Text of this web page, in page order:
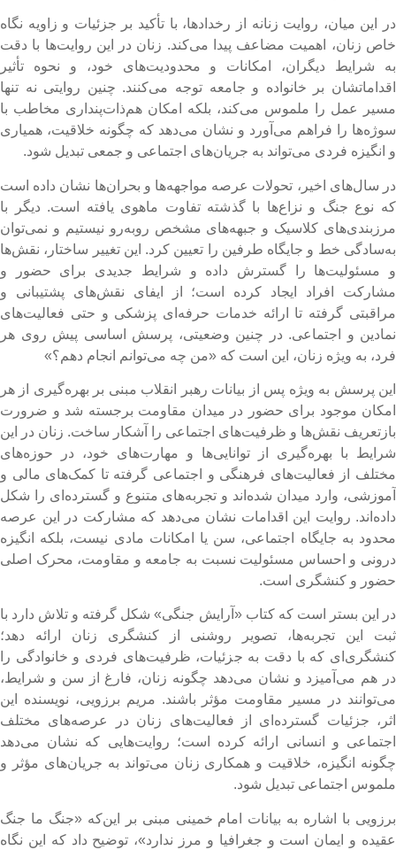
این میان، روایت زنانه از رخدادها، با تأکید بر جزئیات و زاویه نگاه
زنان، اهمیت مضاعف پیدا می‌کند. زنان در این روایت‌ها با دقت
شرایط دیگران، امکانات و محدودیت‌های خود، و نحوه تأثیر
بر خانواده و جامعه توجه می‌کنند. چنین روایتی نه تنها
عمل را ملموس می‌کند، بلکه امکان هم‌ذات‌پنداری مخاطب با
را فراهم می‌آورد و نشان می‌دهد که چگونه خلاقیت، همیاری
انگیزه فردی می‌تواند به جریان‌های اجتماعی و جمعی تبدیل شود.
سال‌های اخیر، تحولات عرصه مواجهه‌ها و بحران‌ها نشان داده است
نوع جنگ و نزاع‌ها با گذشته تفاوت ماهوی یافته است. دیگر با
کلاسیک و جبهه‌های مشخص روبه‌رو نیستیم و نمی‌توان
خط و جایگاه طرفین را تعیین کرد. این تغییر ساختار، نقش‌ها
مسئولیت‌ها را گسترش داده و شرایط جدیدی برای حضور و
افراد ایجاد کرده است؛ از ایفای نقش‌های پشتیبانی و
گرفته تا ارائه خدمات حرفه‌ای پزشکی و حتی فعالیت‌های
و اجتماعی. در چنین وضعیتی، پرسش اساسی پیش روی هر
به ویژه زنان، این است که «من چه می‌توانم انجام دهم؟»
پرسش به ویژه پس از بیانات رهبر انقلاب مبنی بر بهره‌گیری از هر
موجود برای حضور در میدان مقاومت برجسته شد و ضرورت
نقش‌ها و ظرفیت‌های اجتماعی را آشکار ساخت. زنان در این
با بهره‌گیری از توانایی‌ها و مهارت‌های خود، در حوزه‌های
از فعالیت‌های فرهنگی و اجتماعی گرفته تا کمک‌های مالی و
وارد میدان شده‌اند و تجربه‌های متنوع و گسترده‌ای را شکل
روایت این اقدامات نشان می‌دهد که مشارکت در این عرصه
به جایگاه اجتماعی، سن یا امکانات مادی نیست، بلکه انگیزه
و احساس مسئولیت نسبت به جامعه و مقاومت، محرک اصلی
و کنشگری است.
این بستر است که کتاب «آرایش جنگی» شکل گرفته و تلاش دارد با
این تجربه‌ها، تصویر روشنی از کنشگری زنان ارائه دهد؛
که با دقت به جزئیات، ظرفیت‌های فردی و خانوادگی را
هم می‌آمیزد و نشان می‌دهد چگونه زنان، فارغ از سن و شرایط،
در مسیر مقاومت مؤثر باشند. مریم برزویی، نویسنده این
جزئیات گسترده‌ای از فعالیت‌های زنان در عرصه‌های مختلف
و انسانی ارائه کرده است؛ روایت‌هایی که نشان می‌دهد
انگیزه، خلاقیت و همکاری زنان می‌تواند به جریان‌های مؤثر و
اجتماعی تبدیل شود.
با اشاره به بیانات امام خمینی مبنی بر این‌که «جنگ ما جنگ
و ایمان است و جغرافیا و مرز ندارد»، توضیح داد که این نگاه